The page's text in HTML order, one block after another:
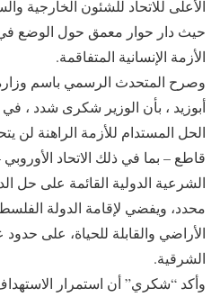
الأعلى للاتحاد للشئون الخارجية
حيث دار حوار معمق حول الوضع
الأزمة الإنسانية المتفاقمة.
وصرح المتحدث الرسمي باسم
أبوزيد ، بأن الوزير شكرى شدد ،
الحل المستدام للأزمة الراهنة
قاطع – بما في ذلك الاتحاد
الشرعية الدولية القائمة على حل
محدد، ويفضي لإقامة الدولة
الشرقية.
وأكد “شكري” أن استمرار الاستهداف